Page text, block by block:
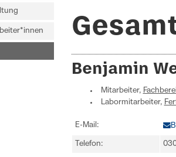
Benjamin
Mitarbeiter,
Labormitarbeiter,
E-Mail:
Telefon: